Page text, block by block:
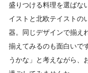
盛りつける料理を選ば
イストと北欧テイストの
器。同じデザインで揃え
揃えてみるのも面白いで
うかな」と考えながら、